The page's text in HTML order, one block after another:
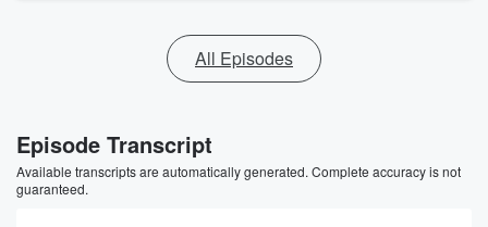
All Episodes
Episode Transcript
Available transcripts are automatically generated. Complete accuracy is not
guaranteed.